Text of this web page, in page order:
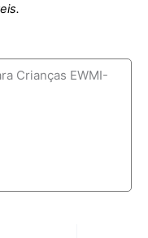
Crianças EWMI-